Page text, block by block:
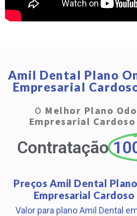
Amil Dental Plano
Empresarial
O Melhor Plano
Empresarial
Contratação
Preços Amil Dental
Empresarial
Valor para plano Amil Dental